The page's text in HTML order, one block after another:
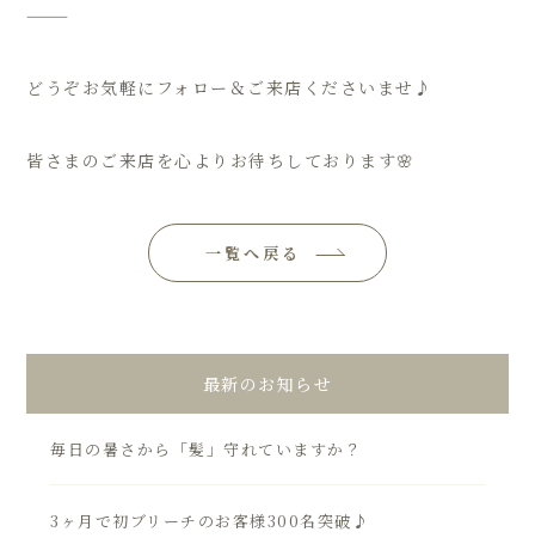
⸻
どうぞお気軽にフォロー＆ご来店くださいませ♪
皆さまのご来店を心よりお待ちしております🌸
一覧へ戻る
最新のお知らせ
毎日の暑さから「髪」守れていますか？
3ヶ月で初ブリーチのお客様300名突破♪